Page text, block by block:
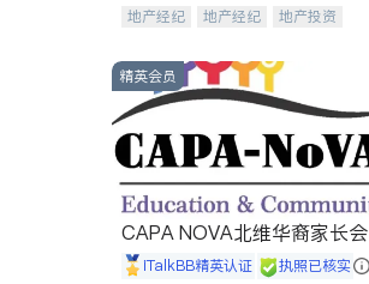
地产经纪 地产经纪
地产投资
精英会员
CAPA NOVA北维华裔家长会
iTalkBB精英认证 执照已核实